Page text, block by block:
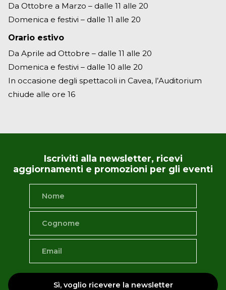
Da Ottobre a Marzo – dalle 11 alle 20
Domenica e festivi – dalle 11 alle 20
Orario estivo
Da Aprile ad Ottobre – dalle 11 alle 20
Domenica e festivi – dalle 10 alle 20
In occasione degli spettacoli in Cavea, l’Auditorium
chiude alle ore 16
Iscriviti alla newsletter, ricevi
aggiornamenti e promozioni per gli eventi
Sì, voglio ricevere la newsletter